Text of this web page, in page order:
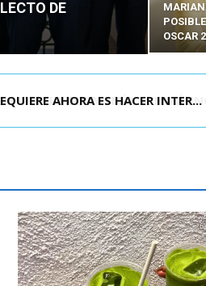
DE
OSCAR
“LA ECONOMÍA SE ESTÁ ENC...